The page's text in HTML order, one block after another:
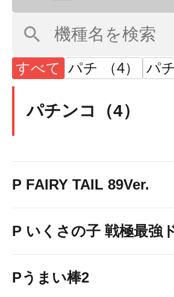
すべて パチ （4） パ
パチンコ（4）
P FAIRY TAIL 89Ver.
P いくさの子 戦極最強
Pうまい棒2